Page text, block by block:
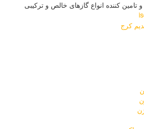
و تامین کننده انواع گازهای خالص و ترکیبی